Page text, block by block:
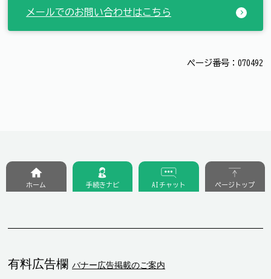
メールでのお問い合わせはこちら
ページ番号：070492
有料広告欄 バナー広告掲載のご案内
ホーム 手続きナビ AIチャット ページトップ